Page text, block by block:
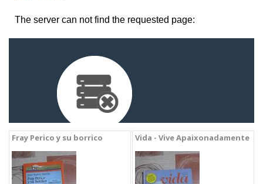
Fray Perico y su borrico Vida - Vive Apaixonadamente